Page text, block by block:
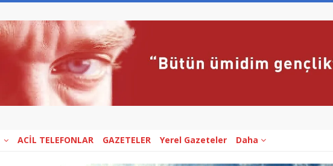
ACİL TELEFONLAR GAZETELER Yerel Gazeteler Daha